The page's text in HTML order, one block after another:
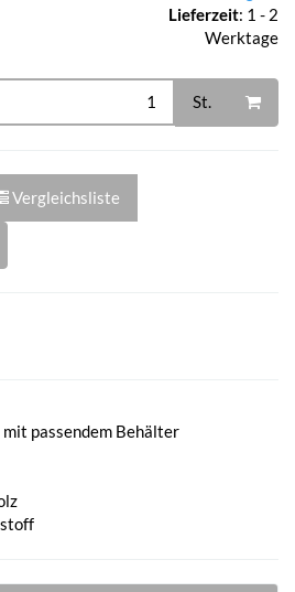
Lieferzeit: 1 - 2
Werktage
St.
Vergleichsliste
mit passendem Behälter